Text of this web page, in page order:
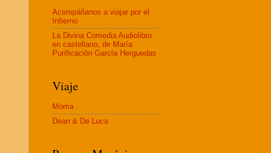
Acompáñanos a viajar por el
Infierno
La Divina Comedia Audiolibro
en castellano, de María
Purificación García Herguedas
Viaje
Moma
Dean & De Luca